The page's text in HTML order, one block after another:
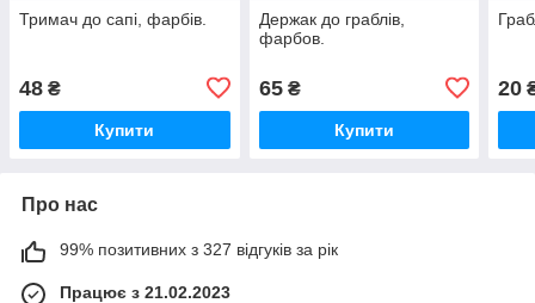
Тримач до сапі, фарбів.
48 ₴
Купити
Держак до граблів,
фарбов.
65₴
Купити
20
Про нас
99% позитивних з 327 відгуків за рік
Працює з 21.02.2023